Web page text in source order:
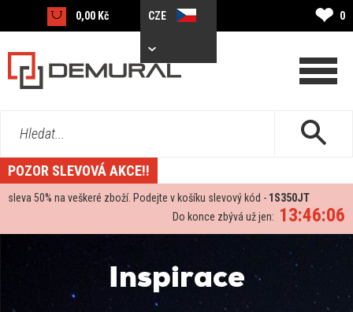
0,00 Kč CZE ❤ 0
Hledat...
POZOR SLEVOVÁ AKCE!!
sleva 50% na veškeré zboží. Podejte v košíku slevový kód - 1S350JT
13:46:06
Do konce zbývá už jen:
Inspirace